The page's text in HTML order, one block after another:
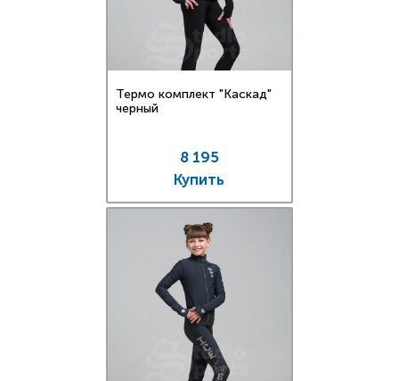
Термо комплект "Каскад"
черный
8 195
Купить